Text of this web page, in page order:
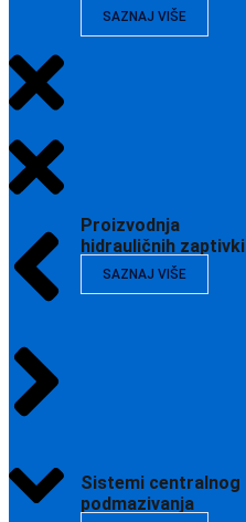
SAZNAJ VIŠE
Proizvodnja
hidrauličnih zaptivki
SAZNAJ VIŠE
Sistemi centralnog
podmazivanja